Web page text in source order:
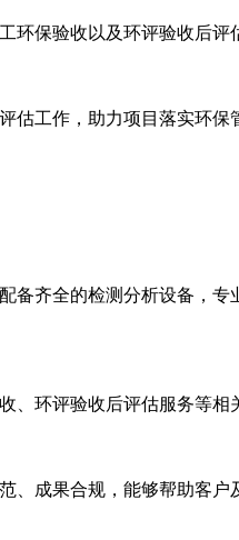
验收以及环评验收后评
工作，助力项目落实环保
齐全的检测分析设备，专
环评验收后评估服务等相
成果合规，能够帮助客户